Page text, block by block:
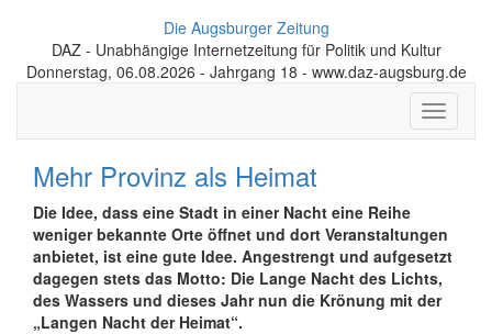
Die Augsburger Zeitung
DAZ - Unabhängige Internetzeitung für Politik und Kultur
Donnerstag, 06.08.2026 - Jahrgang 18 - www.daz-augsburg.de
Toggle
Mehr Provinz als Heimat
Die Idee, dass eine Stadt in einer Nacht eine Reihe
weniger bekannte Orte öffnet und dort Veranstaltungen
anbietet, ist eine gute Idee. Angestrengt und aufgesetzt
dagegen stets das Motto: Die Lange Nacht des Lichts,
des Wassers und dieses Jahr nun die Krönung mit der
„Langen Nacht der Heimat“.